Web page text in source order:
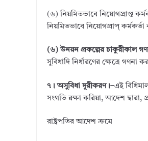
(৬) নিয়মিতভাবে নিয়োগপ্রাপ্ত
নিয়মিতভাবে নিয়োগপ্রাপ্
(৬) উনয়ন প্রকল্পের চাকুরীকাল
সুবিধাদি নির্ধারণের ক্ষেত্রে গণনা
৭। অসুবিধা দূরীকরণ।–এই
সংগতি রক্ষা করিয়া, আদেশ দ্বারা,
রাষ্ট্রপতির আদেশ ক্রমে